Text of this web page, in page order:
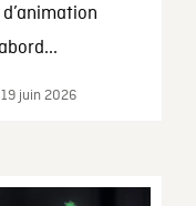
juin 2026